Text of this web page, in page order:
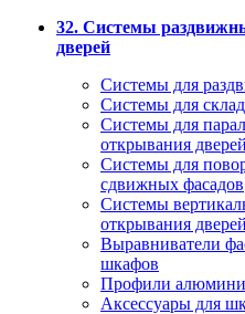
32. Системы
дверей
Системы для
Системы для
Системы для
открывания дверей
Системы для
сдвижных фасадов
Системы
открывания дверей
Выравниватели
шкафов
Профили
Аксессуары для